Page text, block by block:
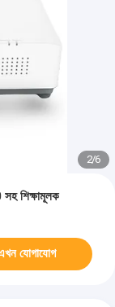
2/6
শিক্ষামূলক
যোগাযোগ